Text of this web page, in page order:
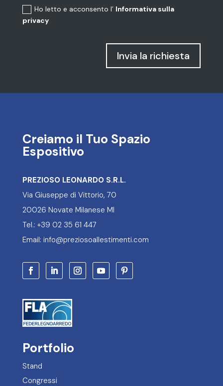
Ho letto e acconsento l’ Informativa sulla
privacy
Invia la richiesta
Creiamo il Tuo Spazio
Espositivo
PREZIOSO LEONARDO S.R.L.
Via Giuseppe di Vittorio, 70
20026 Novate Milanese MI
Tel.: +39 02 35 61 447
Email: info@preziosoallestimenti.com
Portfolio
Stand
Congressi